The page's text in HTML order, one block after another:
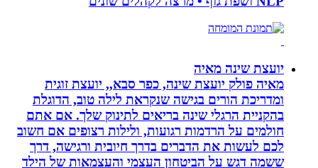
יועצת שינה מאיה
מאיה פולק יועצת שינה, כפר סבא,, יועצת זוגית
ומדריכת הורים בגישה שנקראת לילה טוב, הדוגלת
בהקניית הרגלי שינה בריאים לתינוק שלך. אם אתם
חולמים על הרדמות רגועות, ולילות רצופים אם חשוב
לכם לעשות את הדברים בדרך חיובית ורגישה, דרך
ששמה דגש על הביטחון העצמי והעצמאות של הילד